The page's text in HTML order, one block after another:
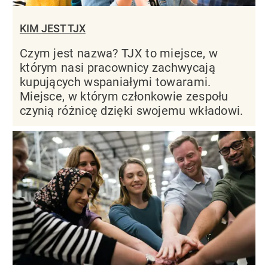
KIM JEST TJX
Czym jest nazwa? TJX to miejsce, w
którym nasi pracownicy zachwycają
kupujących wspaniałymi towarami.
Miejsce, w którym członkowie zespołu
czynią różnicę dzięki swojemu wkładowi.